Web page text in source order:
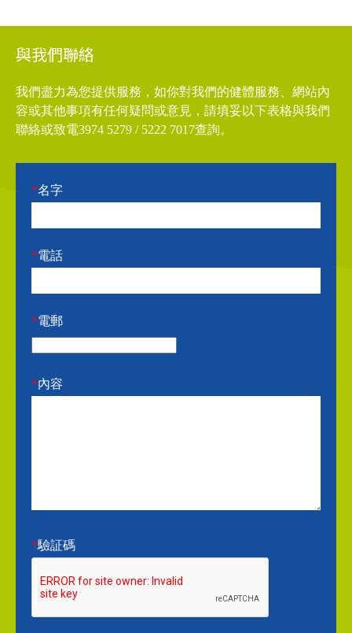
與我們聯絡
我們盡力為您提供服務，如你對我們的健體服務、網站內
容或其他事項有任何疑問或意見，請填妥以下表格與我們
聯絡或致電3974 5279 / 5222 7017查詢。
*名字
*電話
*電郵
*內容
*驗証碼